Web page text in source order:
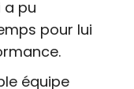
a pu
pour lui
équipe